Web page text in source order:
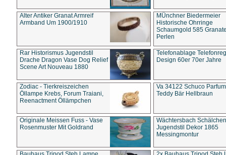
Alter Antiker Granat Armreif
Armband Um 1900/1910
MÜnchner Biedermeier
Historische Ohrringe
Schaumgold 585
Perlen
Rar Historismus Jugendstil
Drache Dragon Vase Dog Relief
Scene Art Nouveau 1880
Telefonablage
Design 60er 70er Jahre
Zodiac - Tierkreiszeichen
Öllampe Krebs, Forum Traiani,
Reenactment Öllämpchen
Va 34122 Schuco
Teddy Bär Hellbraun
Originale Meissen Fuss - Vase
Rosenmuster Mit Goldrand
Wächtersbach Schälchen
Jugendstil Dekor 1865
Messingmontur